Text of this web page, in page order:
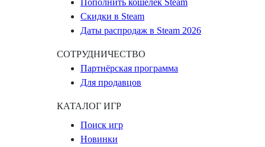
Пополнить кошелек Steam
Скидки в Steam
Даты распродаж в Steam 2026
СОТРУДНИЧЕСТВО
Партнёрская программа
Для продавцов
КАТАЛОГ ИГР
Поиск игр
Новинки